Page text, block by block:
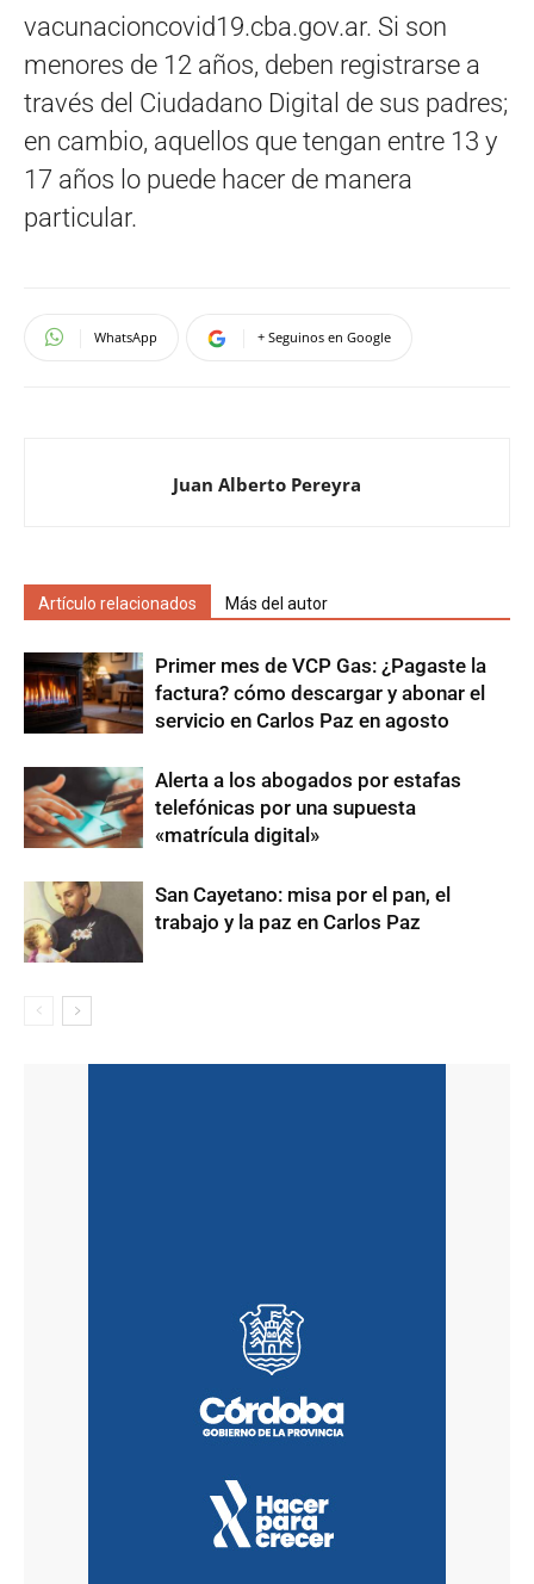
vacunacioncovid19.cba.gov.ar. Si son
menores de 12 años, deben registrarse a
través del Ciudadano Digital de sus padres;
en cambio, aquellos que tengan entre 13 y
17 años lo puede hacer de manera
particular.
WhatsApp + Seguinos en Google
Juan Alberto Pereyra
Artículo relacionados Más del autor
Primer mes de VCP Gas: ¿Pagaste la
factura? cómo descargar y abonar el
servicio en Carlos Paz en agosto
Alerta a los abogados por estafas
telefónicas por una supuesta
«matrícula digital»
San Cayetano: misa por el pan, el
trabajo y la paz en Carlos Paz